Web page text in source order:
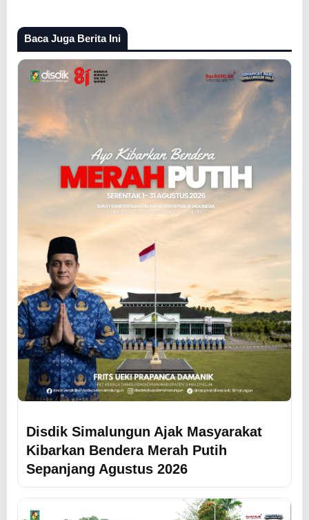
Baca Juga Berita Ini
Disdik Simalungun Ajak Masyarakat
Kibarkan Bendera Merah Putih
Sepanjang Agustus 2026